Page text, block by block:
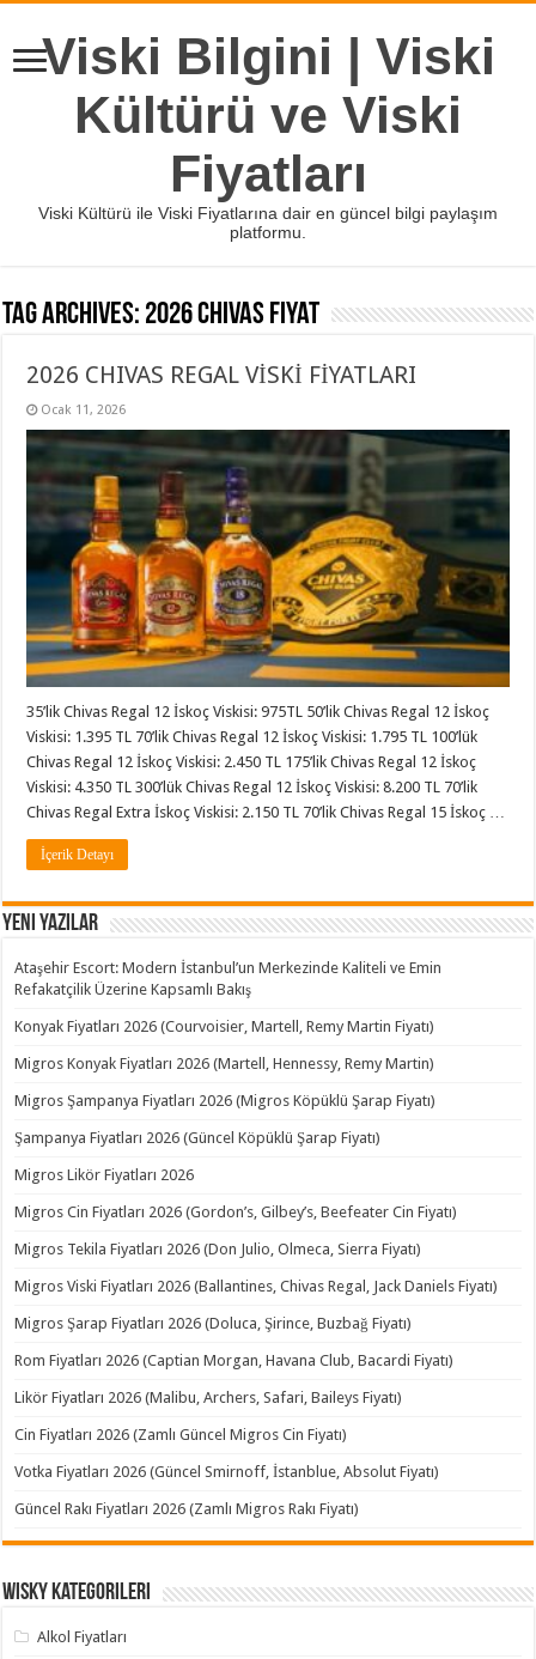
Viski Bilgini | Viski
Kültürü ve Viski
Fiyatları
Viski Kültürü ile Viski Fiyatlarına dair en güncel bilgi paylaşım
platformu.
Tag Archives: 2026 chivas fiyat
2026 CHIVAS REGAL VİSKİ FİYATLARI
Ocak 11, 2026
35’lik Chivas Regal 12 İskoç Viskisi: 975TL 50’lik Chivas Regal 12 İskoç
Viskisi: 1.395 TL 70’lik Chivas Regal 12 İskoç Viskisi: 1.795 TL 100’lük
Chivas Regal 12 İskoç Viskisi: 2.450 TL 175’lik Chivas Regal 12 İskoç
Viskisi: 4.350 TL 300’lük Chivas Regal 12 İskoç Viskisi: 8.200 TL 70’lik
Chivas Regal Extra İskoç Viskisi: 2.150 TL 70’lik Chivas Regal 15 İskoç …
İçerik Detayı
Yeni Yazılar
Ataşehir Escort: Modern İstanbul’un Merkezinde Kaliteli ve Emin
Refakatçilik Üzerine Kapsamlı Bakış
Konyak Fiyatları 2026 (Courvoisier, Martell, Remy Martin Fiyatı)
Migros Konyak Fiyatları 2026 (Martell, Hennessy, Remy Martin)
Migros Şampanya Fiyatları 2026 (Migros Köpüklü Şarap Fiyatı)
Şampanya Fiyatları 2026 (Güncel Köpüklü Şarap Fiyatı)
Migros Likör Fiyatları 2026
Migros Cin Fiyatları 2026 (Gordon’s, Gilbey’s, Beefeater Cin Fiyatı)
Migros Tekila Fiyatları 2026 (Don Julio, Olmeca, Sierra Fiyatı)
Migros Viski Fiyatları 2026 (Ballantines, Chivas Regal, Jack Daniels Fiyatı)
Migros Şarap Fiyatları 2026 (Doluca, Şirince, Buzbağ Fiyatı)
Rom Fiyatları 2026 (Captian Morgan, Havana Club, Bacardi Fiyatı)
Likör Fiyatları 2026 (Malibu, Archers, Safari, Baileys Fiyatı)
Cin Fiyatları 2026 (Zamlı Güncel Migros Cin Fiyatı)
Votka Fiyatları 2026 (Güncel Smirnoff, İstanblue, Absolut Fiyatı)
Güncel Rakı Fiyatları 2026 (Zamlı Migros Rakı Fiyatı)
Wisky Kategorileri
Alkol Fiyatları